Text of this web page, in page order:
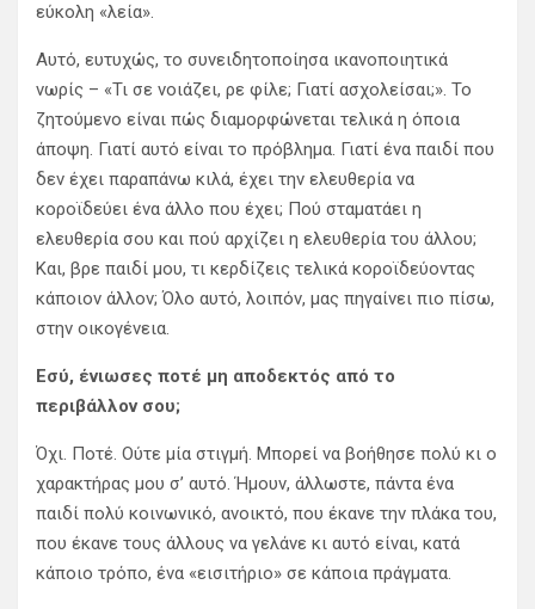
εύκολη «λεία».
Αυτό, ευτυχώς, το συνειδητοποίησα ικανοποιητικά
νωρίς – «Τι σε νοιάζει, ρε φίλε; Γιατί ασχολείσαι;». Το
ζητούμενο είναι πώς διαμορφώνεται τελικά η όποια
άποψη. Γιατί αυτό είναι το πρόβλημα. Γιατί ένα παιδί που
δεν έχει παραπάνω κιλά, έχει την ελευθερία να
κοροϊδεύει ένα άλλο που έχει; Πού σταματάει η
ελευθερία σου και πού αρχίζει η ελευθερία του άλλου;
Και, βρε παιδί μου, τι κερδίζεις τελικά κοροϊδεύοντας
κάποιον άλλον; Όλο αυτό, λοιπόν, μας πηγαίνει πιο πίσω,
στην οικογένεια.
Εσύ, ένιωσες ποτέ μη αποδεκτός από το
περιβάλλον σου;
Όχι. Ποτέ. Ούτε μία στιγμή. Μπορεί να βοήθησε πολύ κι ο
χαρακτήρας μου σ’ αυτό. Ήμουν, άλλωστε, πάντα ένα
παιδί πολύ κοινωνικό, ανοικτό, που έκανε την πλάκα του,
που έκανε τους άλλους να γελάνε κι αυτό είναι, κατά
κάποιο τρόπο, ένα «εισιτήριο» σε κάποια πράγματα.